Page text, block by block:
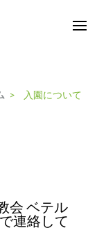
> 入園について
会 ベテル
連絡して